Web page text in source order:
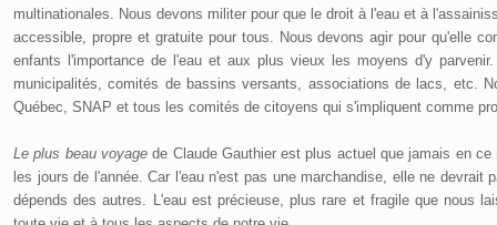
multinationales. Nous devons militer pour que le droit à l'eau et à
accessible, propre et gratuite pour tous. Nous devons agir pour qu'elle
enfants l'importance de l'eau et aux plus vieux les moyens d'y
municipalités, comités de bassins versants, associations de lacs, etc.
Québec, SNAP et tous les comités de citoyens qui s'impliquent comme
Le plus beau voyagede Claude Gauthier est plus actuel que jamais en
les jours de l'année. Car l'eau n'est pas une marchandise, elle ne
dépends des autres. L'eau est précieuse, plus rare et fragile que nous